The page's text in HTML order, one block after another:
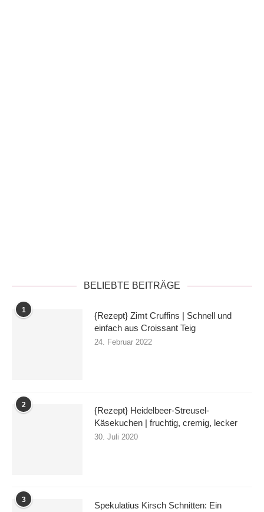
BELIEBTE BEITRÄGE
1
{Rezept} Zimt Cruffins | Schnell und
einfach aus Croissant Teig
24. Februar 2022
2
{Rezept} Heidelbeer-Streusel-
Käsekuchen | fruchtig, cremig, lecker
30. Juli 2020
3
Spekulatius Kirsch Schnitten: Ein